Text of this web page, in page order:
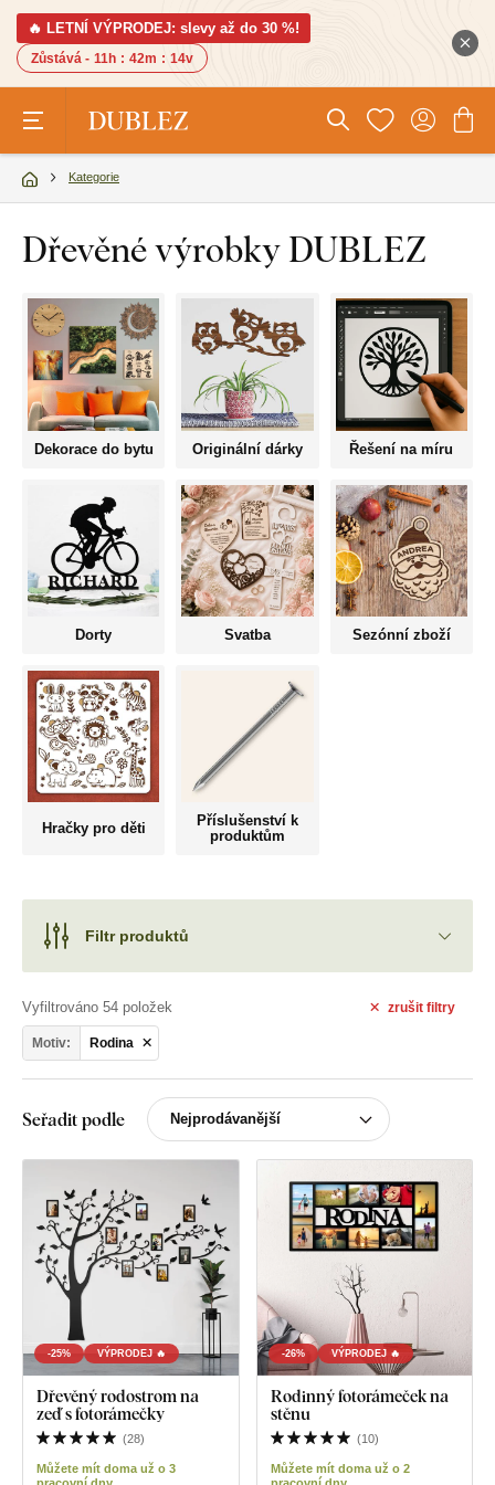
🔥 LETNÍ VÝPRODEJ: slevy až do 30 %!
Zůstává - 11h : 42m : 13v
Kategorie
Dřevěné výrobky DUBLEZ
Dekorace do bytu Originální dárky Řešení na míru
Dorty Svatba Sezónní zboží
Hračky pro děti
Příslušenství k
produktům
Filtr produktů
zrušit filtry
Vyfiltrováno 54 položek
Motiv: Rodina
Seřadit podle
-25% VÝPRODEJ 🔥
Dřevěný rodostrom na
zeď s fotorámečky
(28)
Můžete mít doma už o 3
-26% VÝPRODEJ 🔥
Rodinný fotorámeček na
stěnu
(10)
Můžete mít doma už o 2